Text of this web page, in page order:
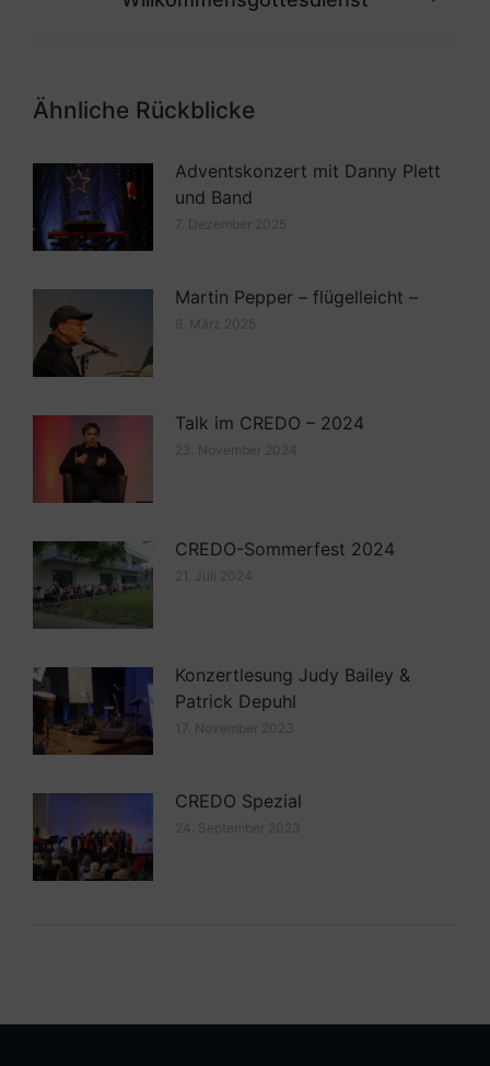
Ähnliche Rückblicke
Adventskonzert mit Danny Plett
und Band
7. Dezember 2025
Martin Pepper – flügelleicht –
8. März 2025
Talk im CREDO – 2024
23. November 2024
CREDO-Sommerfest 2024
21. Juli 2024
Konzertlesung Judy Bailey &
Patrick Depuhl
17. November 2023
CREDO Spezial
24. September 2023